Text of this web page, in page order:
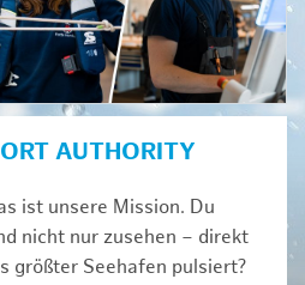
AUTHORITY
ist unsere Mission. Du
nicht nur zusehen – direkt
größter Seehafen pulsiert?